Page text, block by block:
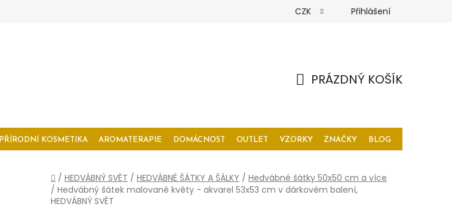
CZK Přihlášení
PRÁZDNÝ KOŠÍK
PŘÍRODNÍ KOSMETIKA AROMATERAPIE DOMÁCNOST OUTLET VZORKY ZNAČKY BLOG
Domů
/ HEDVÁBNÝ SVĚT / HEDVÁBNÉ ŠÁTKY A ŠÁLKY / Hedvábné šátky 50x50 cm a více
/ Hedvábný šátek malované květy - akvarel 53x53 cm v dárkovém balení,
HEDVÁBNÝ SVĚT